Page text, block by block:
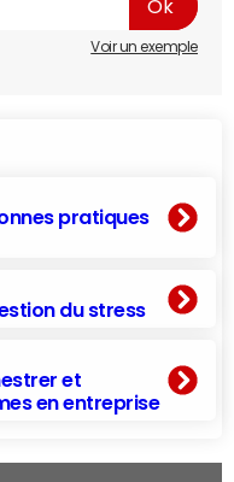
Voir un exemple
pratiques
du stress
et
en entreprise